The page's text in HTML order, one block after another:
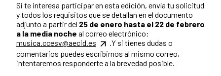
Si te interesa participar en esta edición, envía tu solicitud
y todos los requisitos que se detallan en el documento
adjunto a partir del 25 de enero hasta el 22 de febrero
a la media noche al correo electrónico:
musica.ccesv@aecid.es
.Y si tienes dudas o
comentarios puedes escribirnos al mismo correo,
intentaremos responderte a la brevedad posible.